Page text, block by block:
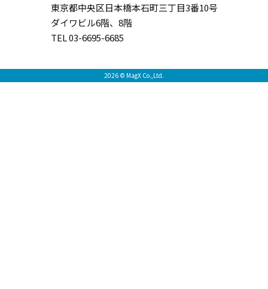
東京都中央区日本橋本石町三丁目3番10号
ダイワビル6階、8階
TEL 03-6695-6685
2026 © MagX Co.,Ltd.